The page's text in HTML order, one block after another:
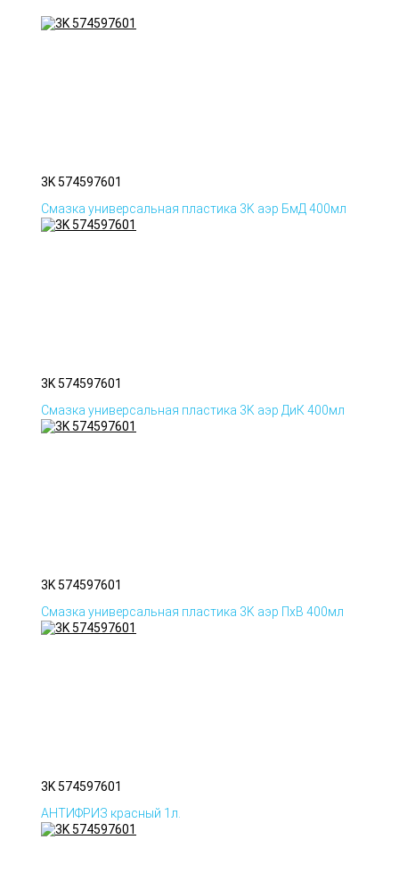
3K 574597601
Смазка универсальная пластика 3K аэр БмД 400мл
3K 574597601
Смазка универсальная пластика 3K аэр ДиК 400мл
3K 574597601
Смазка универсальная пластика 3K аэр ПхВ 400мл
3K 574597601
АНТИФРИЗ красный 1л.